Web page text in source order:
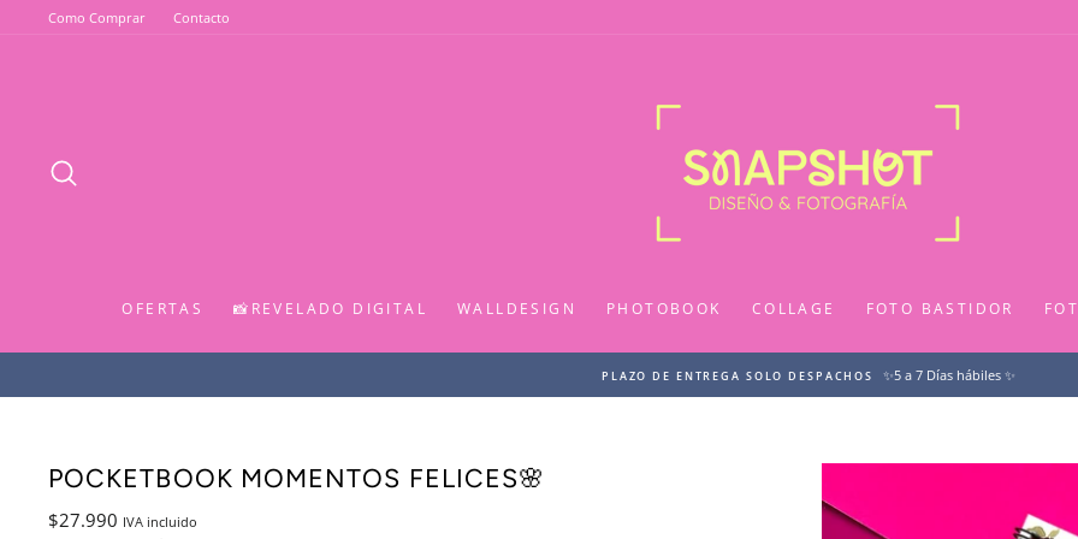
Como Comprar Contacto
OFERTAS 📸REVELADO DIGITAL WALLDESIGN PHOTOBOOK COLLAGE FOTO BASTIDOR
PLAZO DE ENTREGA SOLO DESPACHOS ✨5 a 7 Días hábiles ✨
POCKETBOOK MOMENTOS FELICES🌸
Precio
$27.990 IVA incluido